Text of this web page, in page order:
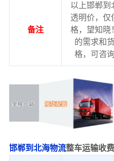
备注
以上邯郸到
透明价，仅
格，望知晓
的需求和
格，可咨
邯郸到北海物流整车运输收